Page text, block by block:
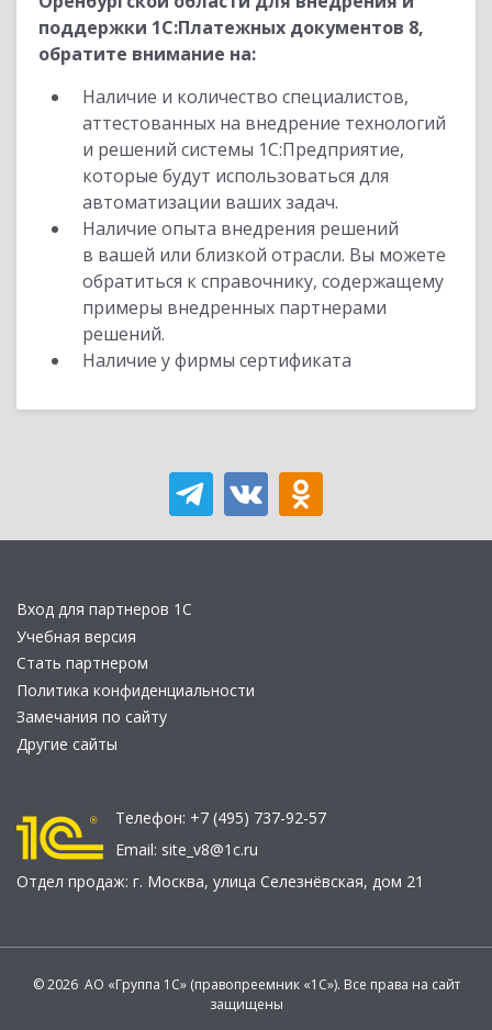
поддержки 1С:Платежных документов 8,
обратите внимание на:
Наличие и количество специалистов,
аттестованных на внедрение технологий
и решений системы 1С:Предприятие,
которые будут использоваться для
автоматизации ваших задач.
Наличие опыта внедрения решений
в вашей или близкой отрасли. Вы можете
обратиться к справочнику, содержащему
примеры внедренных партнерами
решений.
Наличие у фирмы сертификата
Вход для партнеров 1С
Учебная версия
Стать партнером
Политика конфиденциальности
Замечания по сайту
Другие сайты
Телефон: +7 (495) 737-92-57
Email: site_v8@1c.ru
Отдел продаж: г. Москва, улица Селезнёвская, дом 21
© 2026 АО «Группа 1С» (правопреемник «1С»). Все права на сайт
защищены